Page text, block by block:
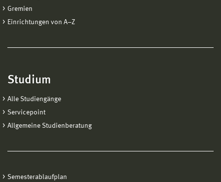
Gremien
Einrichtungen von A−Z
Studium
Alle Studiengänge
Servicepoint
Allgemeine Studienberatung
Semesterablaufplan